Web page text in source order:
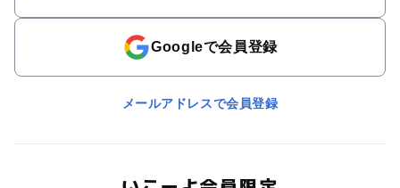
Googleで会員登録
メールアドレスで会員登録